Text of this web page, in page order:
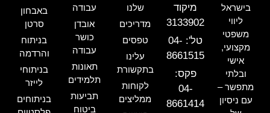
בישראל
ליווי
משפטי
מקצועי,
אישי
ובלתי
מתפשר –
עם ניסיון
שלנו
מדריכים
טפסים
עלינו
בתקשורת
לקוחות
ממליצים
עבודה
אובדן
כושר
עבודה
תאונות
תלמידים
תביעות
ביטוח
באבחון
סרטן
בניתוח
והרדמה
בניתוחי
לייזר
בניתוחים
מיקוד
3133902
טל': 04-
8661515
פקס:
04-
8661414